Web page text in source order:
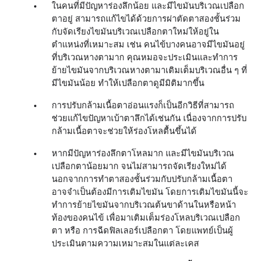
ในคนที่มีปัญหาร่องลึกน้อย และมีไขมันบริเวณเปลือก
ตาอยู่ สามารถแก้ไขได้ด้วยการผ่าตัดตาสองชั้นร่วม
กับจัดเรียงไขมันบริเวณเปลือกตาใหม่ให้อยู่ใน
ตำแหน่งที่เหมาะสม เช่น คนไข้บางคนอาจมีไขมันอยู่
ที่บริเวณหางตามาก คุณหมอจะประเมินและทำการ
ย้ายไขมันจากบริเวณหางตามาเติมเต็มบริเวณอื่น ๆ ที่
มีไขมันน้อย ทำให้เปลือกตาดูมีมิติมากขึ้น
การปรับกล้ามเนื้อตาอ่อนแรงก็เป็นอีกวิธีที่สามารถ
ช่วยแก้ไขปัญหาเบ้าตาลึกได้เช่นกัน เนื่องจากการปรับ
กล้ามเนื้อตาจะช่วยให้ร่องโหลตื้นขึ้นได้
หากมีปัญหาร่องลึกตาโหลมาก และมีไขมันบริเวณ
เปลือกตาน้อยมาก จนไม่สามารถจัดเรียงใหม่ได้
นอกจากการทำตาสองชั้นร่วมกับปรับกล้ามเนื้อตา
อาจจำเป็นต้องมีการเติมไขมัน โดยการเติมไขมันนี้จะ
ทำการย้ายไขมันจากบริเวณต้นขาด้านในหรือหน้า
ท้องของคนไข้ เพื่อมาเติมเต็มร่องโหลบริเวณเปลือก
ตา หรือ การฉีดฟิลเลอร์เปลือกตา โดยแพทย์เป็นผู้
ประเมินตามความเหมาะสมในแต่ละเคส